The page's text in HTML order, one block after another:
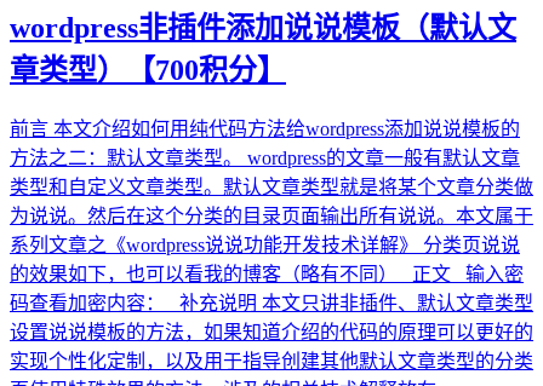
wordpress非插件添加说说模板（默认文
章类型）【700积分】
前言 本文介绍如何用纯代码方法给wordpress添加说说模板的
方法之二：默认文章类型。 wordpress的文章一般有默认文章
类型和自定义文章类型。默认文章类型就是将某个文章分类做
为说说。然后在这个分类的目录页面输出所有说说。本文属于
系列文章之《wordpress说说功能开发技术详解》 分类页说说
的效果如下，也可以看我的博客（略有不同） 正文 输入密
码查看加密内容： 补充说明 本文只讲非插件、默认文章类型
设置说说模板的方法，如果知道介绍的代码的原理可以更好的
实现个性化定制，以及用于指导创建其他默认文章类型的分类